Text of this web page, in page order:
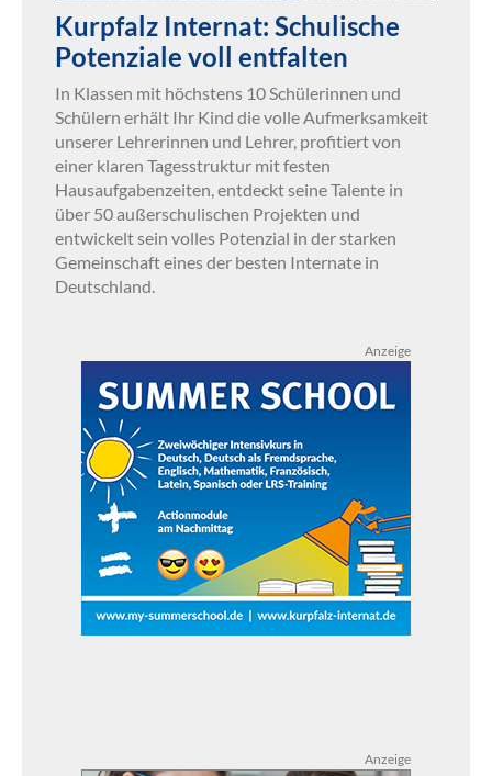
Kurpfalz Internat: Schulische
Potenziale voll entfalten
In Klassen mit höchstens 10 Schülerinnen und
Schülern erhält Ihr Kind die volle Aufmerksamkeit
unserer Lehrerinnen und Lehrer, profitiert von
einer klaren Tagesstruktur mit festen
Hausaufgabenzeiten, entdeckt seine Talente in
über 50 außerschulischen Projekten und
entwickelt sein volles Potenzial in der starken
Gemeinschaft eines der besten Internate in
Deutschland.
Anzeige
Anzeige